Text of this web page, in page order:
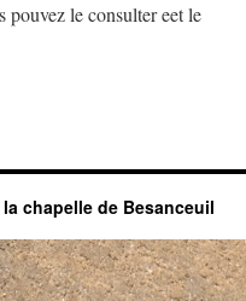
pouvez le consulter eet le
chapelle de Besanceuil